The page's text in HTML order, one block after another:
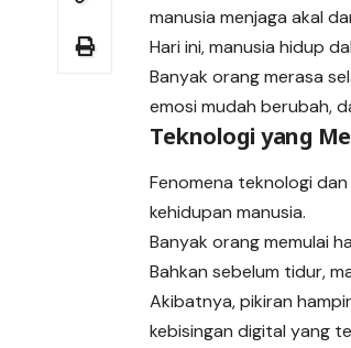
manusia menjaga akal
Hari ini, manusia hidup
Banyak orang merasa
emosi mudah berubah,
Teknologi yang
Fenomena teknologi
kehidupan manusia.
Banyak orang memulai
Bahkan sebelum tidur,
Akibatnya, pikiran
kebisingan digital yang